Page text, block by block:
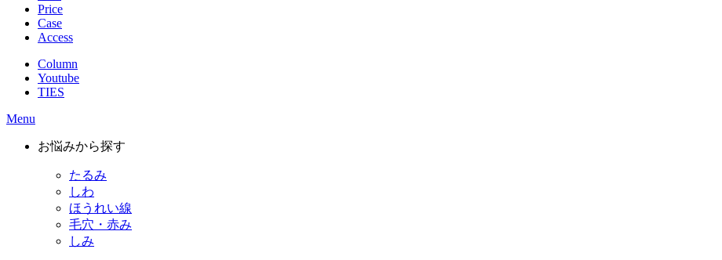
Price
Case
Access
Column
Youtube
TIES
Menu
お悩みから探す
たるみ
しわ
ほうれい線
毛穴・赤み
しみ